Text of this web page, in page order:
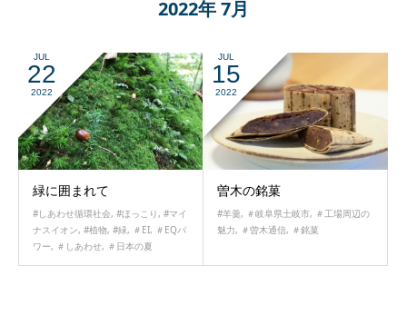
2022年 7月
JUL
22
2022
緑に囲まれて
#しあわせ循環社会, #ほっこり, #マイ
ナスイオン, #植物, #緑, ＃EI, ＃EQパ
ワー, ＃しあわせ, ＃日本の夏
JUL
15
2022
曽木の銘菓
#羊羹, ＃岐阜県土岐市, ＃工場周辺の
魅力, ＃曽木通信, ＃銘菓